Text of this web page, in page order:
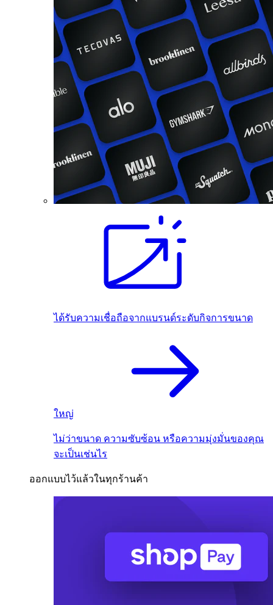
ได้รับความเชื่อถือจากแบรนด์ระดับกิจการขนาด
ใหญ่
ไม่ว่าขนาด ความซับซ้อน หรือความมุ่งมั่นของคุณ
จะเป็นเช่นไร
ออกแบบไว้แล้วในทุกร้านค้า